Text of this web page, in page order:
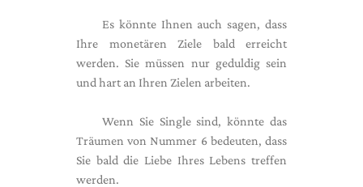
Es könnte Ihnen auch sagen, dass
Ihre monetären Ziele bald erreicht
werden. Sie müssen nur geduldig sein
und hart an Ihren Zielen arbeiten.
Wenn Sie Single sind, könnte das
Träumen von Nummer 6 bedeuten, dass
Sie bald die Liebe Ihres Lebens treffen
werden.